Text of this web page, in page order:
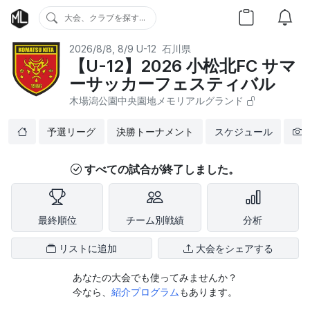
大会、クラブを探す...
2026/8/8, 8/9 U-12 石川県
【U-12】2026 小松北FC サマ
ーサッカーフェスティバル
木場潟公園中央園地メモリアルグランド
予選リーグ 決勝トーナメント スケジュール
すべての試合が終了しました。
最終順位 チーム別戦績 分析
リストに追加 大会をシェアする
あなたの大会でも使ってみませんか？
今なら、 紹介プログラム もあります。